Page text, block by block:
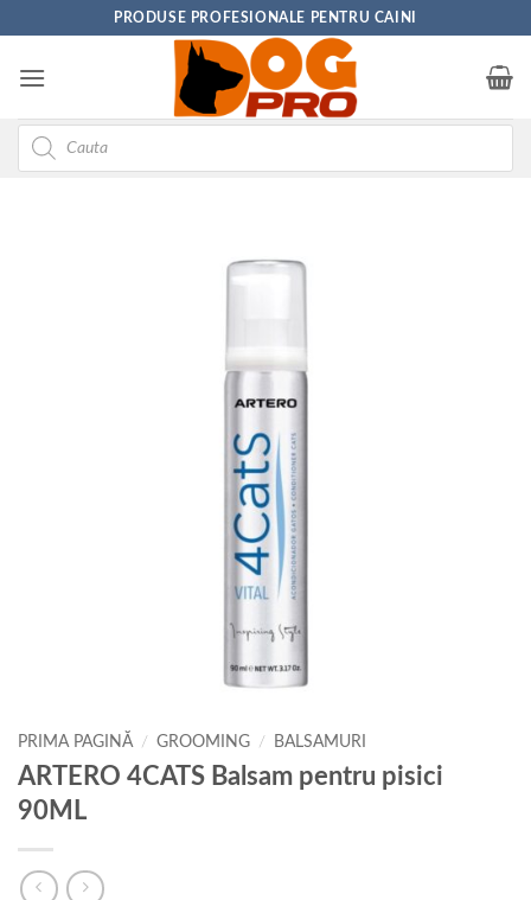
content
PRODUSE PROFESIONALE PENTRU CAINI
Products
search
PRIMA PAGINĂ / GROOMING / BALSAMURI
ARTERO 4CATS Balsam pentru pisici
90ML